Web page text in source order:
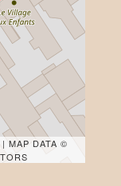
| MAP DATA ©